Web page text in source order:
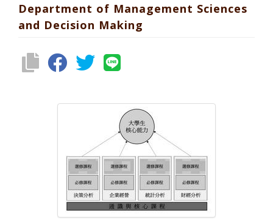
Department of Management Sciences
and Decision Making